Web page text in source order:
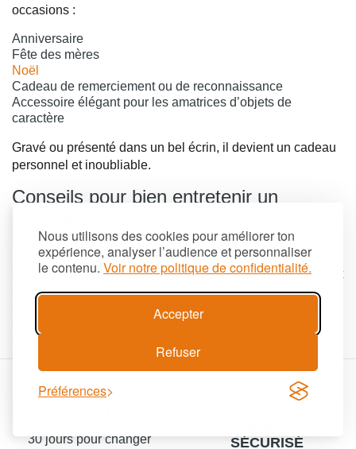
Nous utilisons des cookies pour améliorer ton
expérience, analyser l’audience et personnaliser
le contenu. Voir notre politique de confidentialité.
Accepter
Refuser
Préférences
occasions :
Anniversaire
Fête des mères
Noël
Cadeau de remerciement ou de reconnaissance
Accessoire élégant pour les amatrices d’objets de
caractère
Gravé ou présenté dans un bel écrin, il devient un cadeau
personnel et inoubliable.
Conseils pour bien entretenir un
Pour préserver la beauté et l’efficacité de votre couteau :
Nettoyez la lame après chaque usage avec un chiffon doux
Évitez le lave-vaisselle
Rangez-le dans un étui ou une pochette pour éviter les
rayures
30 jours pour changer
SÉCURISÉ